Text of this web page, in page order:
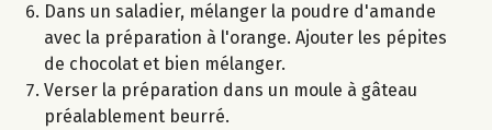
Dans un saladier, mélanger la poudre d'amande
avec la préparation à l'orange. Ajouter les pépites
de chocolat et bien mélanger.
Verser la préparation dans un moule à gâteau
préalablement beurré.